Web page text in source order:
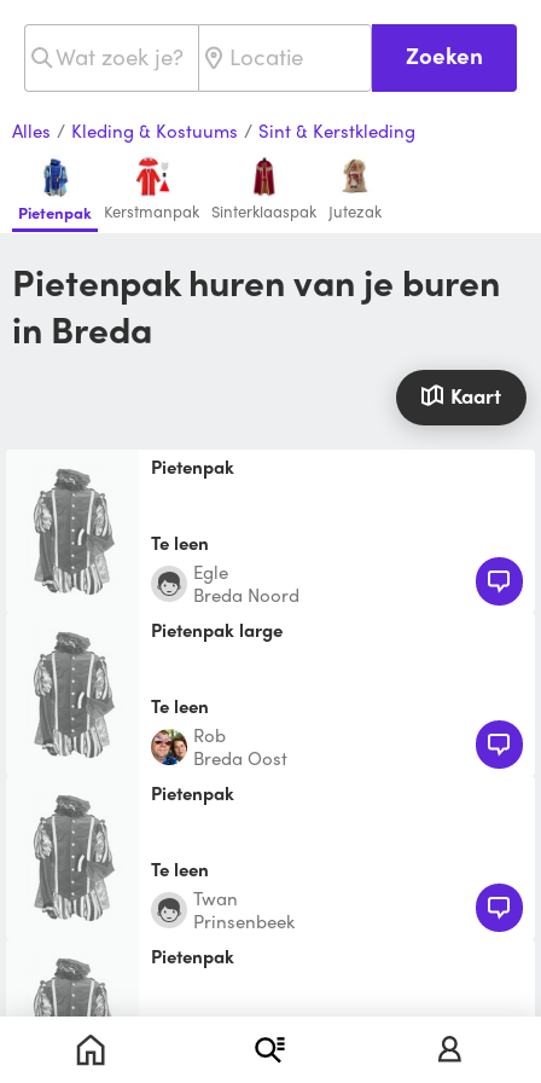
Zoeken
Alles / Kleding & Kostuums / Sint & Kerstkleding
Pietenpak Kerstmanpak Sinterklaaspak Jutezak
Pietenpak huren van je buren
in Breda
Kaart
Pietenpak
Te leen
Egle
Breda Noord
Pietenpak large
Te leen
Rob
Breda Oost
Pietenpak
Te leen
Twan
Prinsenbeek
Pietenpak